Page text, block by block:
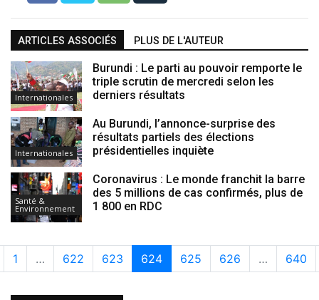
ARTICLES ASSOCIÉS PLUS DE L'AUTEUR
Internationales
Burundi : Le parti au pouvoir remporte le
triple scrutin de mercredi selon les
derniers résultats
Internationales
Au Burundi, l’annonce-surprise des
résultats partiels des élections
présidentielles inquiète
Santé &
Environnement
Coronavirus : Le monde franchit la barre
des 5 millions de cas confirmés, plus de
1 800 en RDC
1 … 622 623 624 625 626 … 640